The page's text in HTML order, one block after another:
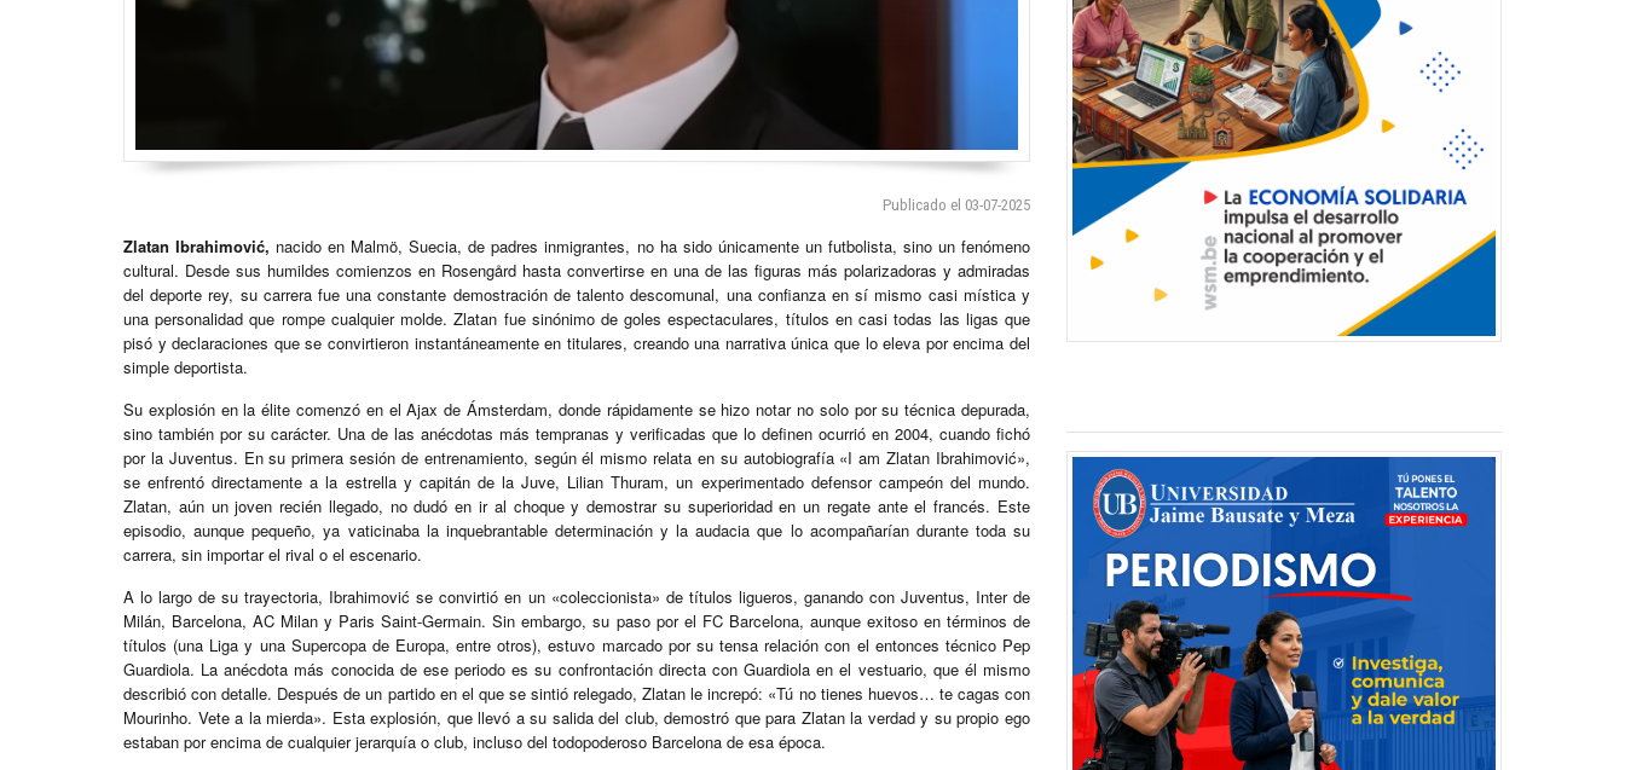
Publicado el 03-07-2025
Zlatan Ibrahimović, nacido en Malmö, Suecia, de padres inmigrantes, no ha sido únicamente un futbolista, sino un fenómeno
cultural. Desde sus humildes comienzos en Rosengård hasta convertirse en una de las figuras más polarizadoras y admiradas
del deporte rey, su carrera fue una constante demostración de talento descomunal, una confianza en sí mismo casi mística y
una personalidad que rompe cualquier molde. Zlatan fue sinónimo de goles espectaculares, títulos en casi todas las ligas que
pisó y declaraciones que se convirtieron instantáneamente en titulares, creando una narrativa única que lo eleva por encima del
simple deportista.
Su explosión en la élite comenzó en el Ajax de Ámsterdam, donde rápidamente se hizo notar no solo por su técnica depurada,
sino también por su carácter. Una de las anécdotas más tempranas y verificadas que lo definen ocurrió en 2004, cuando fichó
por la Juventus. En su primera sesión de entrenamiento, según él mismo relata en su autobiografía «I am Zlatan Ibrahimović»,
se enfrentó directamente a la estrella y capitán de la Juve, Lilian Thuram, un experimentado defensor campeón del mundo.
Zlatan, aún un joven recién llegado, no dudó en ir al choque y demostrar su superioridad en un regate ante el francés. Este
episodio, aunque pequeño, ya vaticinaba la inquebrantable determinación y la audacia que lo acompañarían durante toda su
carrera, sin importar el rival o el escenario.
A lo largo de su trayectoria, Ibrahimović se convirtió en un «coleccionista» de títulos ligueros, ganando con Juventus, Inter de
Milán, Barcelona, AC Milan y Paris Saint-Germain. Sin embargo, su paso por el FC Barcelona, aunque exitoso en términos de
títulos (una Liga y una Supercopa de Europa, entre otros), estuvo marcado por su tensa relación con el entonces técnico Pep
Guardiola. La anécdota más conocida de ese periodo es su confrontación directa con Guardiola en el vestuario, que él mismo
describió con detalle. Después de un partido en el que se sintió relegado, Zlatan le increpó: «Tú no tienes huevos… te cagas con
Mourinho. Vete a la mierda». Esta explosión, que llevó a su salida del club, demostró que para Zlatan la verdad y su propio ego
estaban por encima de cualquier jerarquía o club, incluso del todopoderoso Barcelona de esa época.